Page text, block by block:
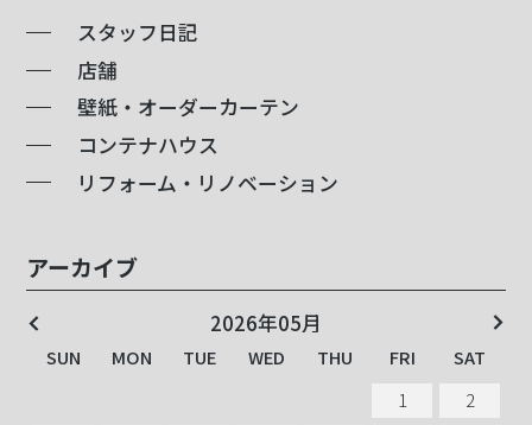
スタッフ日記
店舗
壁紙・オーダーカーテン
コンテナハウス
リフォーム・リノベーション
アーカイブ
2026年05月
SUN MON TUE WED THU FRI
SAT
1
SUN MON TUE WED THU FRI
SAT
4
5
SUN MON TUE WED THU FRI
SAT
4
5
SUN MON TUE WED THU FRI
SAT
6
7
SUN MON TUE WED THU FRI
SAT
6
7
SUN MON TUE WED THU FRI
SAT
3
4
SUN MON TUE WED THU FRI
SAT
3
4
SUN MON TUE WED THU FRI
SAT
5
6
SUN MON TUE WED THU FRI
SAT
5
6
SUN MON TUE WED THU FRI
SAT
2
3
SUN MON TUE WED THU FRI
SAT
1
2
SUN MON TUE WED THU FRI
SAT
3
4
SUN MON TUE WED THU FRI
SAT
3
4
SUN MON TUE WED THU FRI
SAT
1
SUN MON TUE WED THU FRI
SAT
1
SUN MON TUE WED THU FRI
SAT
2
3
SUN MON TUE WED THU FRI
SAT
2
3
SUN MON TUE WED THU FRI
SAT
6
7
SUN MON TUE WED THU FRI
SAT
6
7
SUN MON TUE WED THU FRI
SAT
1
2